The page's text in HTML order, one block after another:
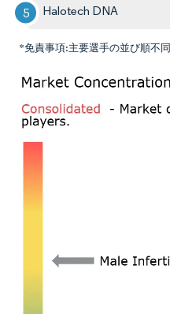
Halotech DNA
*免責事項:主要選手の並び順不同